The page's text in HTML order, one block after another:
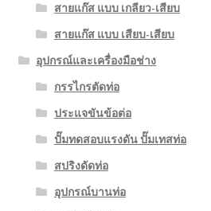
สายแก๊ส แบบ เกลียว-เสียบ
สายแก๊ส แบบ เสียบ-เสียบ
อุปกรณ์และเครื่องมือช่าง
กรรไกรตัดท่อ
ประแจขันข้อต่อ
ปั๊มทดสอบแรงดัน ปั๊มเทสท่อ
สปริงดัดท่อ
อุปกรณ์บานท่อ